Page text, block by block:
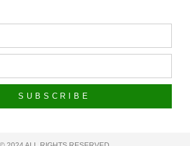
SUBSCRIBE